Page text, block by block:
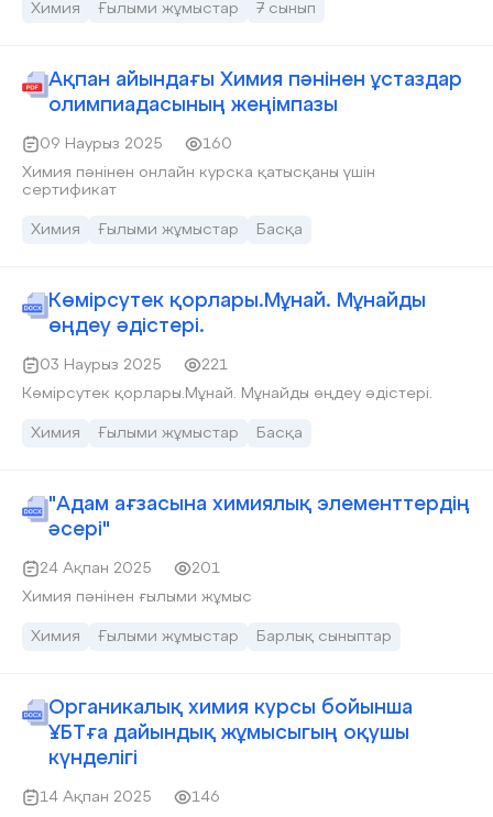
Химия Ғылыми жұмыстар 7 сынып
Ақпан айындағы Химия пәнінен ұстаздар
олимпиадасының жеңімпазы
09 Наурыз 2025
160
Химия пәнінен онлайн курска қатысқаны үшін
сертификат
Химия Ғылыми жұмыстар Басқа
Көмірсутек қорлары.Мұнай. Мұнайды
өңдеу әдістері.
03 Наурыз 2025
221
Көмірсутек қорлары.Мұнай. Мұнайды өңдеу әдістері.
Химия Ғылыми жұмыстар Басқа
"Адам ағзасына химиялық элементтердің
әсері"
24 Ақпан 2025
201
Химия пәнінен ғылыми жұмыс
Химия Ғылыми жұмыстар Барлық сыныптар
Органикалық химия курсы бойынша
ҰБТға дайындық жұмысыгың оқушы
күнделігі
14 Ақпан 2025
146